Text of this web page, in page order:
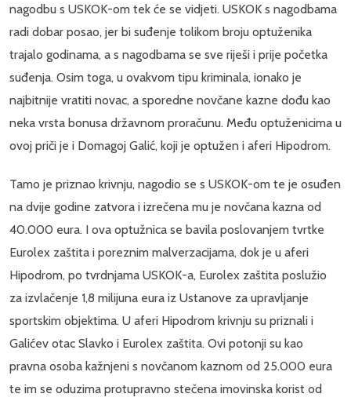
nagodbu s USKOK-om tek će se vidjeti. USKOK s nagodbama
radi dobar posao, jer bi suđenje tolikom broju optuženika
trajalo godinama, a s nagodbama se sve riješi i prije početka
suđenja. Osim toga, u ovakvom tipu kriminala, ionako je
najbitnije vratiti novac, a sporedne novčane kazne dođu kao
neka vrsta bonusa državnom proračunu. Među optuženicima u
ovoj priči je i Domagoj Galić, koji je optužen i aferi Hipodrom.
Tamo je priznao krivnju, nagodio se s USKOK-om te je osuđen
na dvije godine zatvora i izrečena mu je novčana kazna od
40.000 eura. I ova optužnica se bavila poslovanjem tvrtke
Eurolex zaštita i poreznim malverzacijama, dok je u aferi
Hipodrom, po tvrdnjama USKOK-a, Eurolex zaštita poslužio
za izvlačenje 1,8 milijuna eura iz Ustanove za upravljanje
sportskim objektima. U aferi Hipodrom krivnju su priznali i
Galićev otac Slavko i Eurolex zaštita. Ovi potonji su kao
pravna osoba kažnjeni s novčanom kaznom od 25.000 eura
te im se oduzima protupravno stečena imovinska korist od